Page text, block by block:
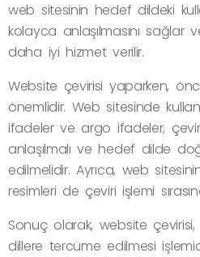
web sitesinin hedef dildeki
kolayca anlaşılmasını
daha iyi hizmet verilir.
Website çevirisi yaparken,
önemlidir. Web sitesinde
ifadeler ve argo ifadeler,
anlaşılmalı ve hedef dilde
edilmelidir. Ayrıca, web
resimleri de çeviri işlemi
Sonuç olarak, website
dillere tercüme edilmesi